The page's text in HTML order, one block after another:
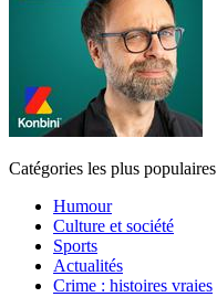
Catégories les plus populaires
Humour
Culture et société
Sports
Actualités
Crime : histoires vraies